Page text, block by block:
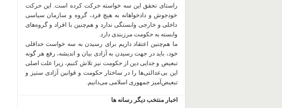
راستای تحقق این سه خواسته حرکت کرده است. این حرکت
خودجوش و دادخواهانه به هیچ فرد، گروه و سازمان سیاسی
داخلی و خارجی وابستگی ندارد و هم‌چنین با افراد و گروه‌های
وابسته به حکومت مرزبندی دارد.
ما هم‌چنین اعتقاد داریم برای رسیدن به سه خواست حداقلی
خود، باید در جهت رسیدن به آزادی بیان و اندیشه، رفع هر گونه
تبعیض و جدایی دین از حکومت نیز تلاش کنیم، زیرا علت اصلی
این بی‌عدالتی‌ها را در ساختار حکومت و قوانین آزادی ستیز و
تبعیض‌آمیز جمهوری اسلامی می‌دانیم.
اخبار منتخب دیگر رسانه ها